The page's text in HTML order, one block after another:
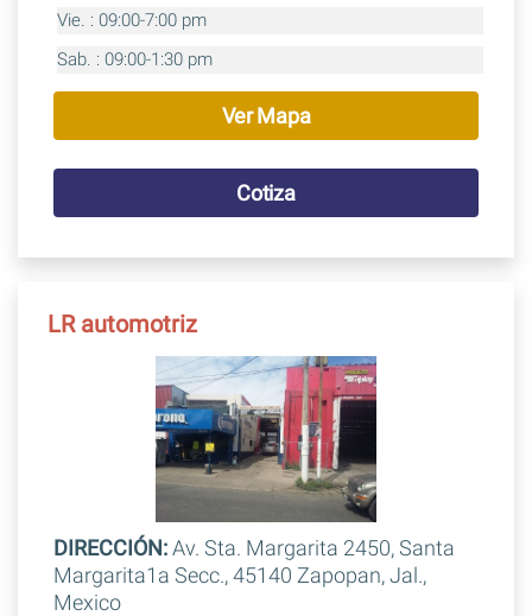
Vie. : 09:00-7:00 pm
Sab. : 09:00-1:30 pm
Ver Mapa
Cotiza
LR automotriz
DIRECCIÓN:Av. Sta. Margarita 2450, Santa
Margarita1a Secc., 45140 Zapopan, Jal.,
Mexico